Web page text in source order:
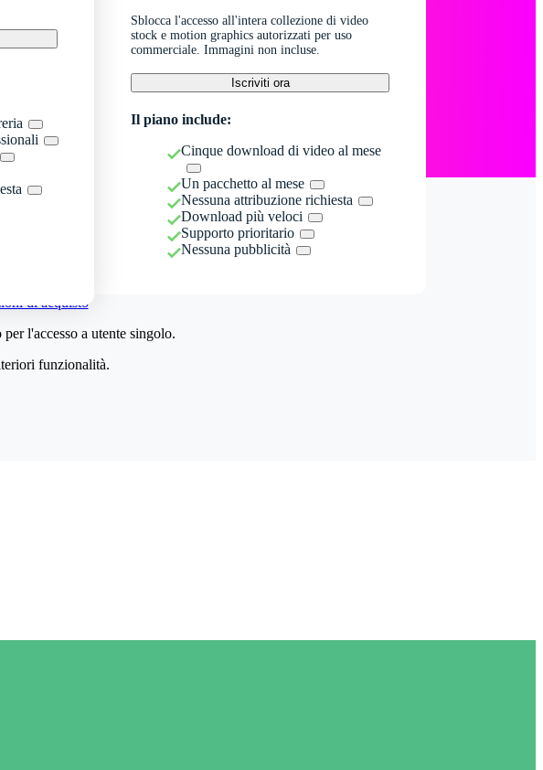
Sblocca l'accesso all'intera collezione di video
stock e motion graphics autorizzati per uso
commerciale. Immagini non incluse.
Iscriviti ora
Il piano include:
Cinque download di video al mese
Un pacchetto al mese
Nessuna attribuzione richiesta
Download più veloci
Supporto prioritario
Nessuna pubblicità
di acquisto
per l'accesso a utente singolo.
funzionalità.